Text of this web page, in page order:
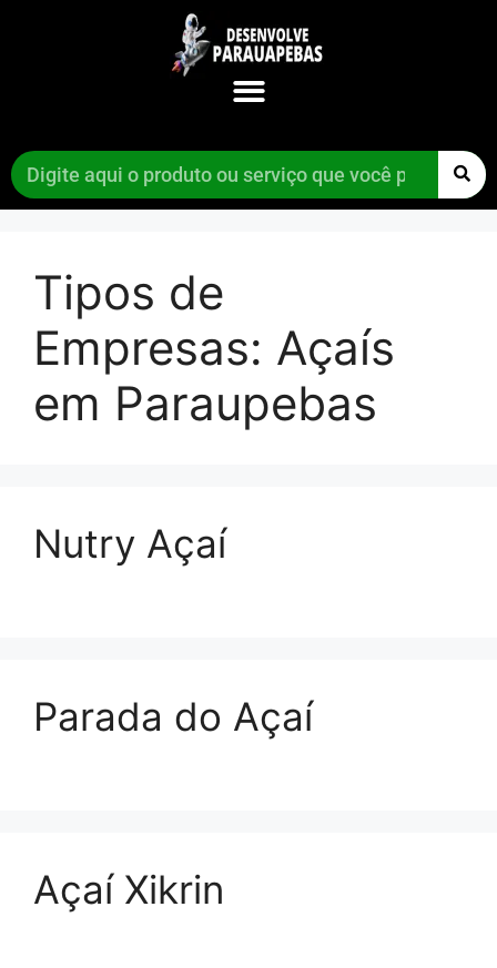
Tipos de
Empresas: Açaís
em Paraupebas
Nutry Açaí
Parada do Açaí
Açaí Xikrin